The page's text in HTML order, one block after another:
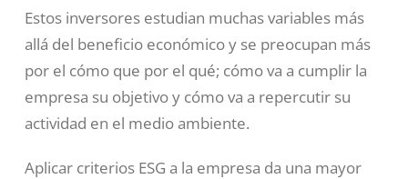
Estos inversores estudian muchas variables más
allá del beneficio económico y se preocupan más
por el cómo que por el qué; cómo va a cumplir la
empresa su objetivo y cómo va a repercutir su
actividad en el medio ambiente.
Aplicar criterios ESG a la empresa da una mayor